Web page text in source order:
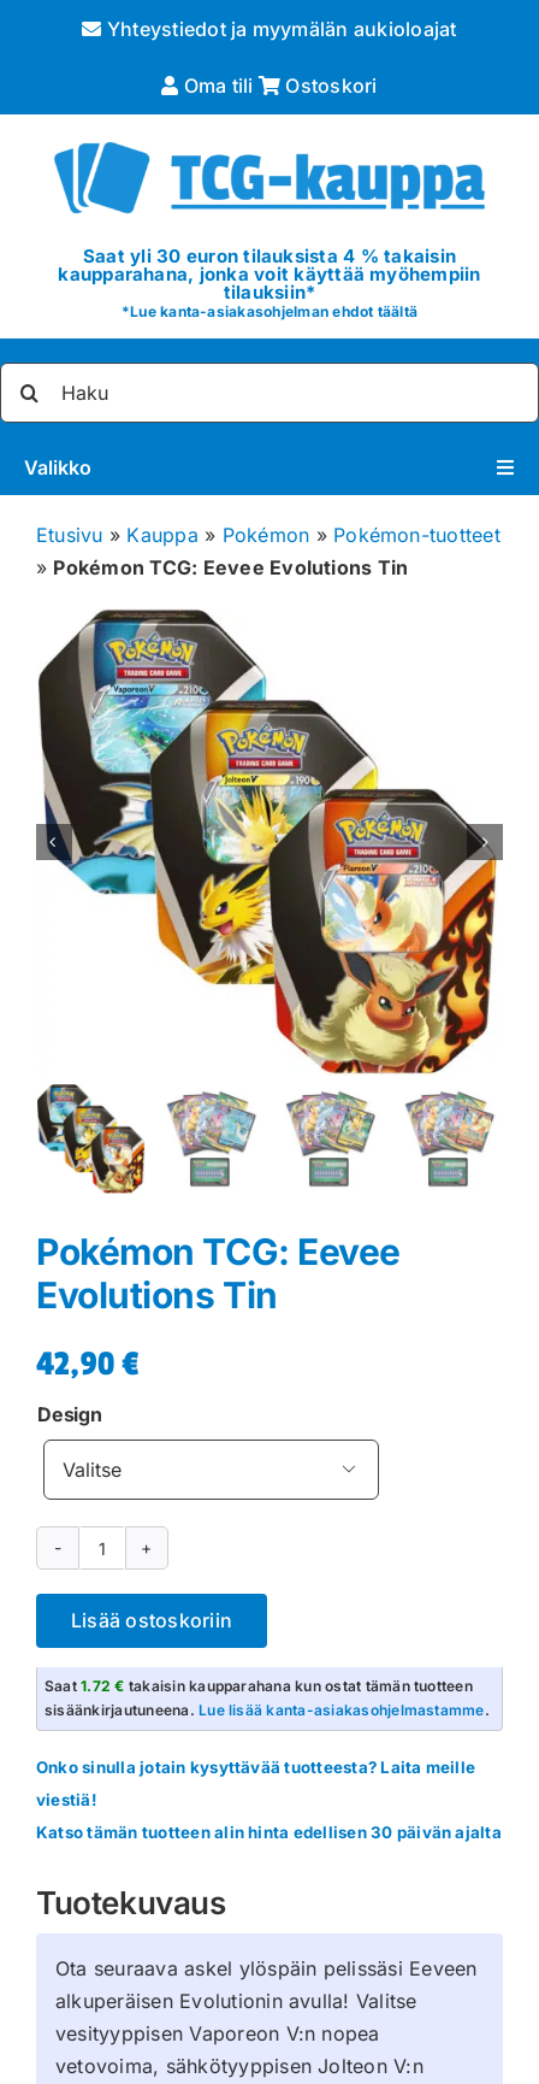
Yhteystiedot ja myymälän aukioloajat
Oma tili Ostoskori
Saat yli 30 euron tilauksista 4 % takaisin
kaupparahana, jonka voit käyttää myöhempiin
tilauksiin*
*Lue kanta-asiakasohjelman ehdot täältä
Valikko
Pokémon
Tarvikkeet
Blind Boksit
Ennakot
Greidatut kortit
Irtokortit
Etusivu » Kauppa » Pokémon » Pokémon-tuotteet
» Pokémon TCG: Eevee Evolutions Tin
Pokémon TCG: Eevee
Evolutions Tin
42,90€
Design

Pokémon
TCG:
Eevee
Tin
määrä
Lisää ostoskoriin
Saat1.72 € takaisin kaupparahana kun ostat tämän tuotteen
sisäänkirjautuneena.Lue lisää kanta-asiakasohjelmastamme.
Onko sinulla jotain kysyttävää tuotteesta? Laita meille
viestiä!
Katso tämän tuotteen alin hinta edellisen 30 päivän ajalta
Tuotekuvaus
Ota seuraava askel ylöspäin pelissäsi Eeveen
alkuperäisen Evolutionin avulla! Valitse
vesityyppisen Vaporeon V:n nopea
vetovoima, sähkötyyppisen Jolteon V:n